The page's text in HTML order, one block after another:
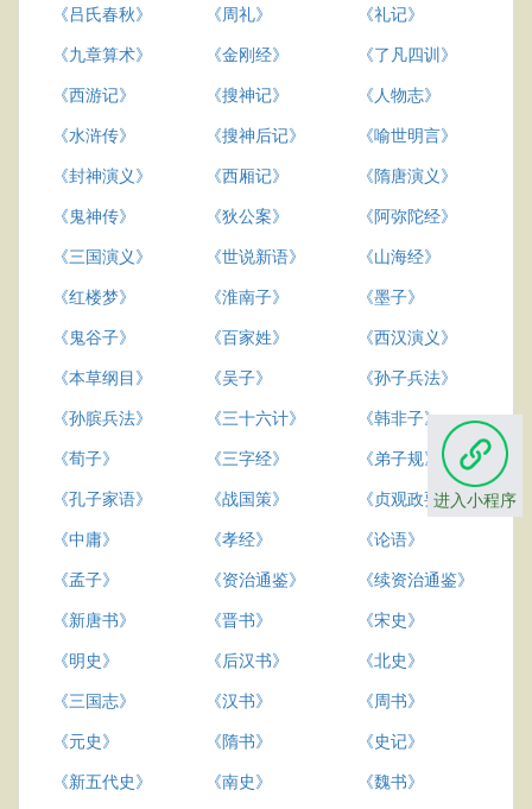
《吕氏春秋》 《周礼》
《礼记》
《九章算术》
《金刚经》
《了凡四训》
《西游记》
《搜神记》
《人物志》
《水浒传》
《搜神后记》
《喻世明言》
《封神演义》
《西厢记》
《隋唐演义》
《鬼神传》
《狄公案》
《阿弥陀经》
《三国演义》
《世说新语》
《山海经》
《红楼梦》
《淮南子》
《墨子》
《鬼谷子》
《百家姓》
《西汉演义》
《本草纲目》
《吴子》
《孙子兵法》
《孙膑兵法》
《三十六计》
《韩非子》
《荀子》
《三字经》
《弟子规》
《孔子家语》
《战国策》
《贞观政要》
《中庸》
《孝经》
《论语》
《孟子》
《资治通鉴》
《续资治通鉴》
《新唐书》
《晋书》
《宋史》
《明史》
《后汉书》
《北史》
《三国志》
《汉书》
《周书》
《元史》
《隋书》
《史记》
《新五代史》
《南史》 《魏书》
进入小程序